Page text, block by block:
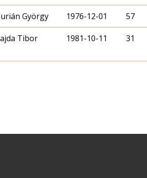
György 1976-12-01 57
Tibor 1981-10-11 31